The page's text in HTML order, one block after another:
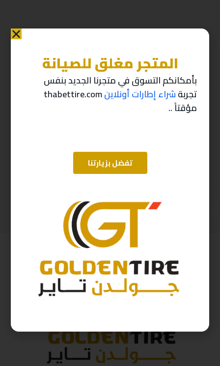
منتجات ذات صله
( شامل الضريبة )
-10%
680ر.س 612
المتجر مغلق للصيانة
بأمكانكم التسوق في متجرنا الجديد بنفس
تجربةشراء إطارات أونلاينthabettire.com
مؤقتاً ..
تفضل بزيارتنا